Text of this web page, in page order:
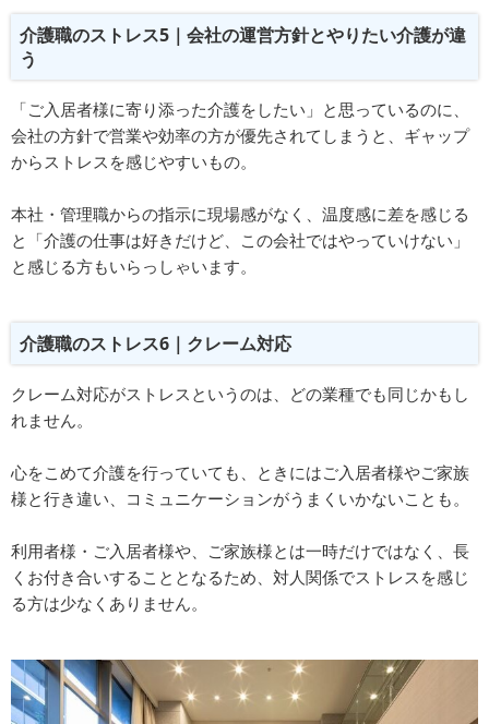
介護職のストレス5｜会社の運営方針とやりたい介護が違
う
「ご入居者様に寄り添った介護をしたい」と思っているのに、
会社の方針で営業や効率の方が優先されてしまうと、ギャップ
からストレスを感じやすいもの。
本社・管理職からの指示に現場感がなく、温度感に差を感じる
と「介護の仕事は好きだけど、この会社ではやっていけない」
と感じる方もいらっしゃいます。
介護職のストレス6｜クレーム対応
クレーム対応がストレスというのは、どの業種でも同じかもし
れません。
心をこめて介護を行っていても、ときにはご入居者様やご家族
様と行き違い、コミュニケーションがうまくいかないことも。
利用者様・ご入居者様や、ご家族様とは一時だけではなく、長
くお付き合いすることとなるため、対人関係でストレスを感じ
る方は少なくありません。